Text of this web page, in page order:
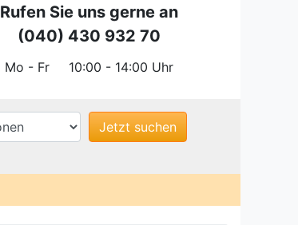
Rufen Sie uns gerne an
(040) 430 932 70
Mo - Fr 10:00 - 14:00 Uhr